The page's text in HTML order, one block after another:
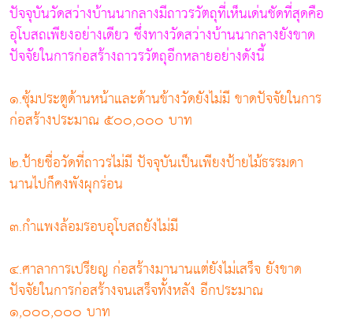
ปัจจุบันวัดสว่างบ้านนากลางมีถาวรวัตถุที่เห็นเด่นชัดที่สุดคือ
อุโบสถเพียงอย่างเดียว ซึ่งทางวัดสว่างบ้านนากลางยังขาด
ปัจจัยในการก่อสร้างถาวรวัตถุอีกหลายอย่างดังนี้
๑.ซุ้มประตูด้านหน้าและด้านข้างวัดยังไม่มี ขาดปัจจัยในการ
ก่อสร้างประมาณ ๕๐๐,๐๐๐ บาท
๒.ป้ายชื่อวัดที่ถาวรไม่มี ปัจจุบันเป็นเพียงป้ายไม้ธรรมดา
นานไปก็คงพังผุกร่อน
๓.กำแพงล้อมรอบอุโบสถยังไม่มี
๔.ศาลาการเปรียญ ก่อสร้างมานานแต่ยังไม่เสร็จ ยังขาด
ปัจจัยในการก่อสร้างจนเสร็จทั้งหลัง อีกประมาณ
๑,๐๐๐,๐๐๐ บาท